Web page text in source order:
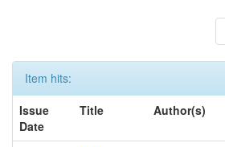
Item hits:
Issue
Date
Title Author(s)